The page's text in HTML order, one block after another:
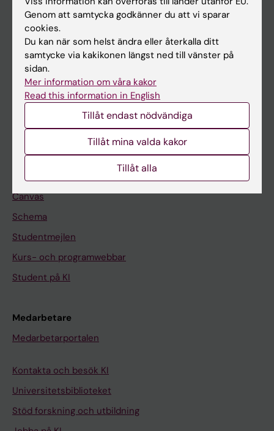
Forskarutbildning
Forskning
Om KI
På gång
Nyheter
Kalender
Student
Ladok
Canvas
Schema
Studentmejlen
Kurs- och programwebbar
Student på KI
Medarbetare
Medarbetarportalen
Kontakta och besök KI
Universitetsbiblioteket
Stöd forskning och utbildning
Genom att samtycka godkänner du att vi sparar
cookies.
Du kan när som helst ändra eller återkalla ditt
samtycke via kakikonen längst ned till vänster på
sidan.
Mer information om våra kakor
Read this information in English
Tillåt endast nödvändiga
Tillåt mina valda kakor
Tillåt alla